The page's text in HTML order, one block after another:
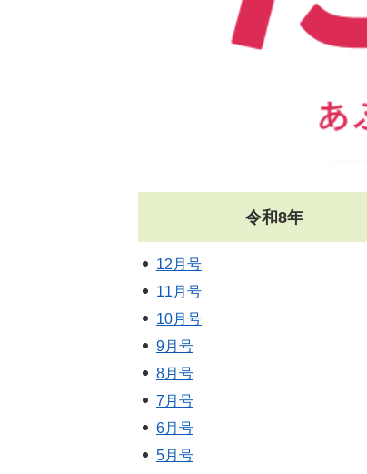
令和8年
12月号
11月号
10月号
9月号
8月号
7月号
6月号
5月号